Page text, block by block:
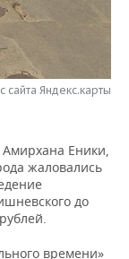
сайта Яндекс.карты
Еники,
жаловались
до
времени»